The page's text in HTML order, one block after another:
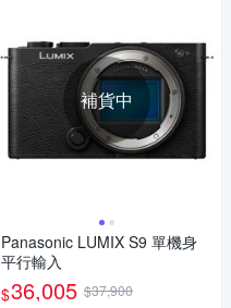
補貨中
Panasonic LUMIX S9 單機身
平行輸入
$36,005 $37,900